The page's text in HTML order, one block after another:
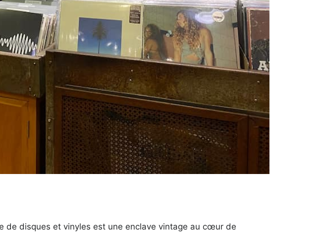
de disques et vinyles est une enclave vintage au cœur de